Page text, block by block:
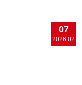
07
2026.02